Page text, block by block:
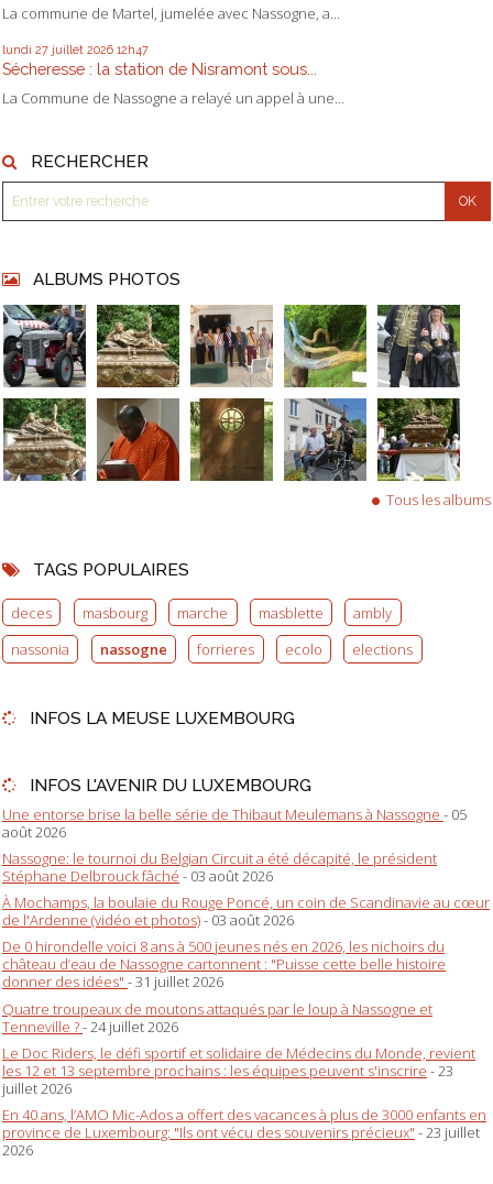
La commune de Martel, jumelée avec Nassogne, a...
lundi 27 juillet 2026 12h47
Sécheresse : la station de Nisramont sous...
La Commune de Nassogne a relayé un appel à une...
RECHERCHER
ALBUMS PHOTOS
Tous les albums
TAGS POPULAIRES
deces masbourg marche masblette
ambly
nassonia
nassogne forrieres ecolo elections
INFOS LA MEUSE LUXEMBOURG
INFOS L'AVENIR DU LUXEMBOURG
Une entorse brise la belle série de Thibaut Meulemans à Nassogne - 05
août 2026
Nassogne: le tournoi du Belgian Circuit a été décapité, le président
Stéphane Delbrouck fâché - 03 août 2026
À Mochamps, la boulaie du Rouge Poncé, un coin de Scandinavie au cœur
de l'Ardenne (vidéo et photos)- 03 août 2026
De 0 hirondelle voici 8 ans à 500 jeunes nés en 2026, les nichoirs du
château d’eau de Nassogne cartonnent : "Puisse cette belle histoire
donner des idées" - 31 juillet 2026
Quatre troupeaux de moutons attaqués par le loup à Nassogne et
Tenneville ?- 24 juillet 2026
Le Doc Riders, le défi sportif et solidaire de Médecins du Monde, revient
les 12 et 13 septembre prochains : les équipes peuvent s'inscrire - 23
juillet 2026
En 40 ans, l’AMO Mic-Ados a offert des vacances à plus de 3000 enfants en
province de Luxembourg: "Ils ont vécu des souvenirs précieux" - 23 juillet
2026